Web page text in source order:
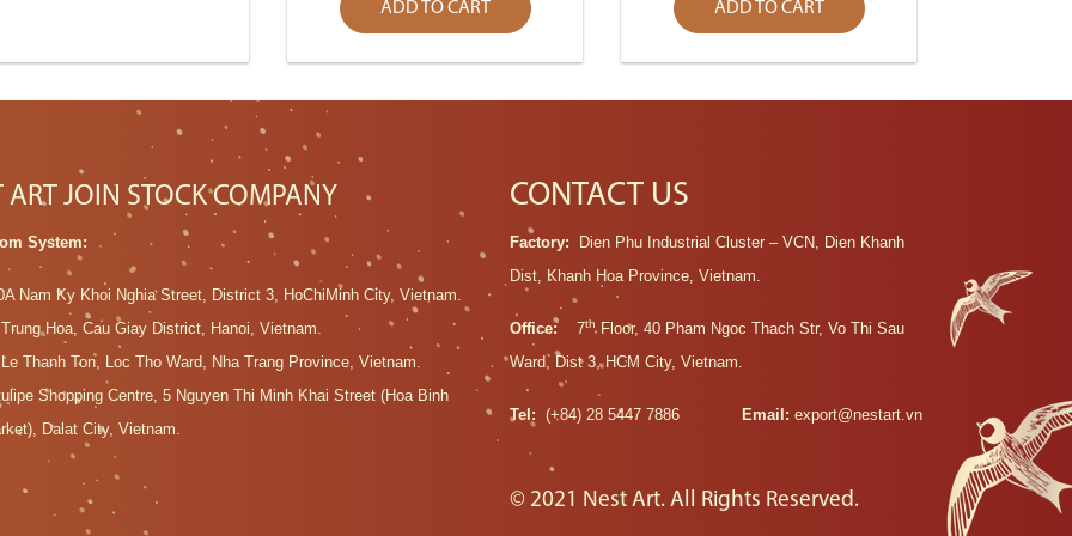
ADD TO CART ADD TO CART
ART JOIN STOCK COMPANY
System:
Nam Ky Khoi Nghia Street, District 3, HoChiMinh City, Vietnam.
Hoa, Cau Giay District, Hanoi, Vietnam.
Thanh Ton, Loc Tho Ward, Nha Trang Province, Vietnam.
Shopping Centre, 5 Nguyen Thi Minh Khai Street (Hoa Binh
Dalat City, Vietnam.
CONTACT US
Factory:
Dien Phu Industrial Cluster – VCN, Dien Khanh
Dist, Khanh Hoa Province, Vietnam.
Office: 7thFloor, 40 Pham Ngoc Thach Str, Vo Thi Sau
Ward, Dist 3, HCM City, Vietnam.
Tel: (+84) 28 5447 7886 Email: export@nestart.vn
© 2021 Nest Art. All Rights Reserved.